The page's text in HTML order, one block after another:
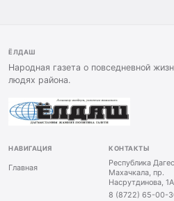
ЁЛДАШ
Народная газета о повседневной
людях района.
НАВИГАЦИЯ
Главная
КОНТАКТЫ
Республика
Махачкала, пр.
Насрутдинова, 1А
8 (8722) 65-00-